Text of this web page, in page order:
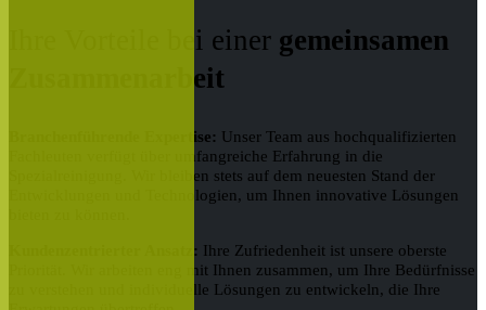
Ihre Vorteile bei einer gemeinsamen
Zusammenarbeit
Branchenführende Expertise: Unser Team aus hochqualifizierten
Fachleuten verfügt über umfangreiche Erfahrung in die
Spezialreinigung. Wir bleiben stets auf dem neuesten Stand der
Entwicklungen und Technologien, um Ihnen innovative Lösungen
Kundenzentrierter Ansatz: Ihre Zufriedenheit ist unsere oberste
Priorität. Wir arbeiten eng mit Ihnen zusammen, um Ihre Bedürfnisse
zu verstehen und individuelle Lösungen zu entwickeln, die Ihre